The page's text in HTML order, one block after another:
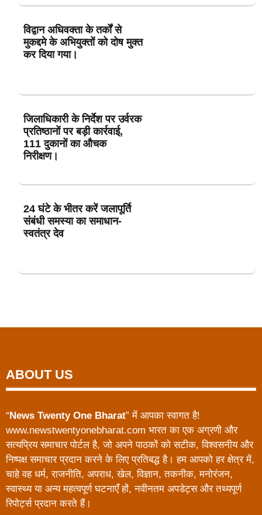
विद्वान अधिवक्ता के तर्कों से
मुकद्दमे के अभियुक्तों को दोष मुक्त
कर दिया गया।
जिलाधिकारी के निर्देश पर उर्वरक
प्रतिष्ठानों पर बड़ी कार्रवाई,
111 दुकानों का औचक
निरीक्षण।
24 घंटे के भीतर करें जलापूर्ति
संबंधी समस्या का समाधान-
स्वतंत्र देव
ABOUT US
“ News Twenty One Bharat” में आपका स्वागत है!
www.newstwentyonebharat.com भारत का एक अग्रणी और
सत्यप्रिय समाचार पोर्टल है, जो अपने पाठकों को सटीक, विश्वसनीय और
निष्पक्ष समाचार प्रदान करने के लिए प्रतिबद्ध है। हम आपको हर क्षेत्र में,
चाहे वह धर्म, राजनीति, अपराध, खेल, विज्ञान, तकनीक, मनोरंजन,
स्वास्थ्य या अन्य महत्वपूर्ण घटनाएँ हों, नवीनतम अपडेट्स और तथ्यपूर्ण
रिपोर्ट्स प्रदान करते हैं।